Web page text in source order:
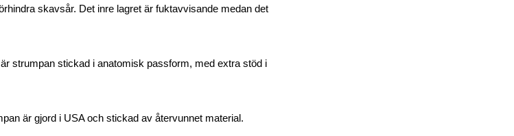
skavsår. Det inre lagret är fuktavvisande medan det
strumpan stickad i anatomisk passform, med extra stöd i
är gjord i USA och stickad av återvunnet material.